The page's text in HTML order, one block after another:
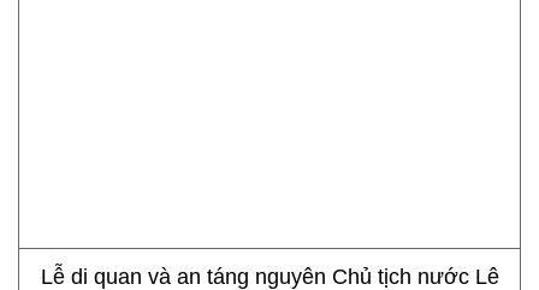
Lễ di quan và an táng nguyên Chủ tịch nước Lê